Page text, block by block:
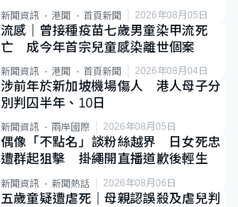
類案最惡劣
新聞資訊 港聞 首頁新聞 2026年08月05日
流感｜曾接種疫苗七歲男童染甲流死
亡 成今年首宗兒童感染離世個案
新聞資訊 港聞 首頁新聞 2026年08月04日
涉前年於新加坡機場傷人 港人母子分
別判囚半年、10日
新聞資訊 兩岸國際 2026年08月05日
偶像「不點名」談粉絲越界 日女死忠
遭群起狙擊 掛繩開直播道歉後輕生
新聞資訊 新聞熱話 2026年08月06日
五歲童疑遭虐死｜母親認誤殺及虐兒判